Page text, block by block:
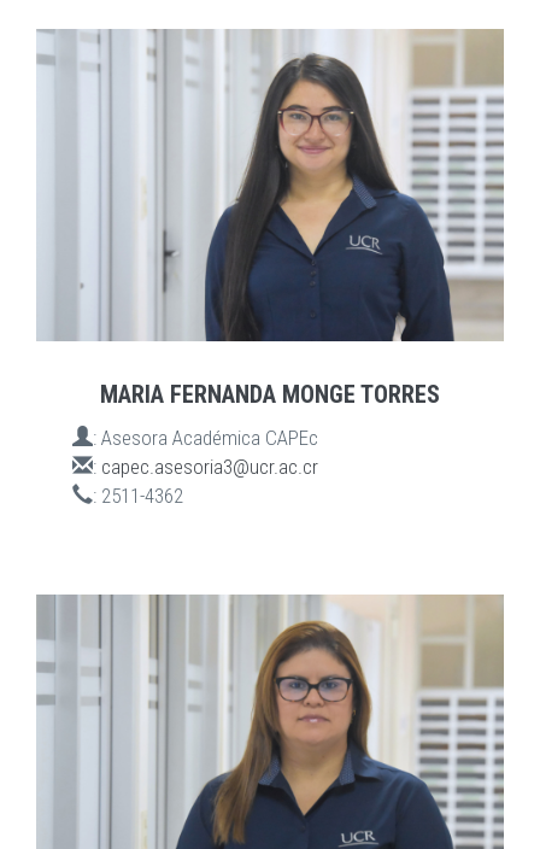
MARIA FERNANDA MONGE TORRES
: Asesora Académica CAPEc
: capec.asesoria3@ucr.ac.cr
: 2511-4362